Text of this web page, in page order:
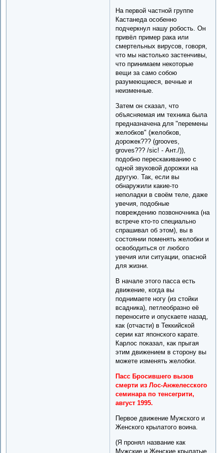
На первой частной группе
Кастанеда особенно
подчеркнул нашу робость. Он
привёл пример рака или
смертельных вирусов, говоря,
что мы настолько застенчивы,
что принимаем некоторые
вещи за само собою
разумеющиеся, вечные и
неизменные.
Затем он сказал, что
объясняемая им техника была
предназначена для "перемены
желобков" (желобков,
дорожек??? (grooves,
groves??? /sic! - Ант./)),
подобно перескакиванию с
одной звуковой дорожки на
другую. Так, если вы
обнаружили какие-то
неполадки в своём теле, даже
увечия, подобные
повреждению позвоночника (на
встрече кто-то специально
спрашивал об этом), вы в
состоянии поменять желобки и
освободиться от любого
увечия или ситуации, опасной
для жизни.
В начале этого пасса есть
движение, когда вы
поднимаете ногу (из стойки
всадника), петлеобразно её
переносите и опускаете назад,
как (отчасти) в Теккийской
серии кат японского карате.
Карлос показал, как прыгая
этим движением в сторону вы
можете изменять желобки.
Пасс Бросившего вызов
смерти из Лос-Анжелесского
семинара по тенсегрити,
август 1995.
Первое движение Мужского и
Женского крылатого воина.
(Я пронял название как
Мужские и Женские крылатые